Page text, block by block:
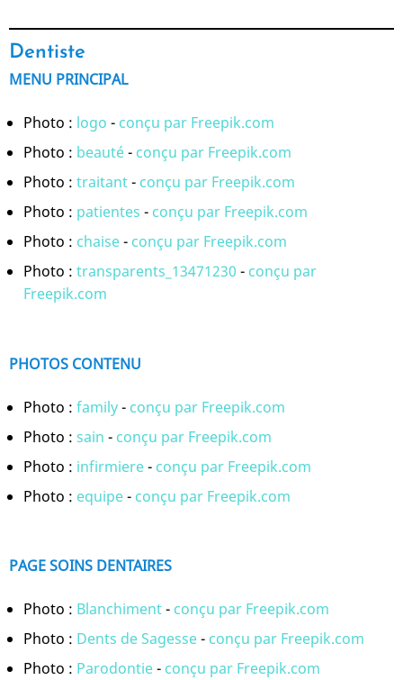
Dentiste
MENU PRINCIPAL
Photo : logo - conçu par Freepik.com
Photo : beauté- conçu par Freepik.com
Photo : traitant- conçu par Freepik.com
Photo : patientes - conçu par Freepik.com
Photo : chaise- conçu par Freepik.com
Photo : transparents_13471230 - conçu par
Freepik.com
PHOTOS CONTENU
Photo : family- conçu par Freepik.com
Photo : sain - conçu par Freepik.com
Photo : infirmiere- conçu par Freepik.com
Photo : equipe- conçu par Freepik.com
PAGE SOINS DENTAIRES
Photo : Blanchiment- conçu par Freepik.com
Photo : Dents de Sagesse- conçu par Freepik.com
Photo : Parodontie- conçu par Freepik.com